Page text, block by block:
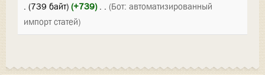
. (739 байт) (+739)‎ . . (Бот: автоматизированный
импорт статей)